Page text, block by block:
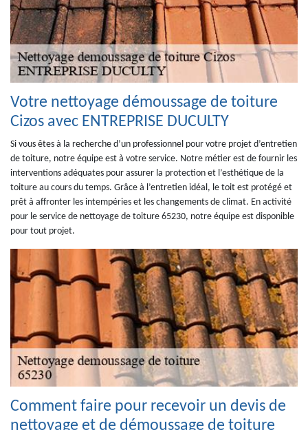
Votre nettoyage démoussage de toiture
Cizos avec ENTREPRISE DUCULTY
Si vous êtes à la recherche d’un professionnel pour votre projet d’entretien
de toiture, notre équipe est à votre service. Notre métier est de fournir les
interventions adéquates pour assurer la protection et l’esthétique de la
toiture au cours du temps. Grâce à l’entretien idéal, le toit est protégé et
prêt à affronter les intempéries et les changements de climat. En activité
pour le service de nettoyage de toiture 65230, notre équipe est disponible
pour tout projet.
Comment faire pour recevoir un devis de
nettoyage et de démoussage de toiture